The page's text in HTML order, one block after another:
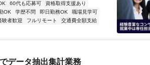
60代も応募可
資格取得支援あり
OK 学歴不問 即日勤務OK
職場見学可
験者歓迎 フルリモート
交通費全額支給
データ抽出集計業務